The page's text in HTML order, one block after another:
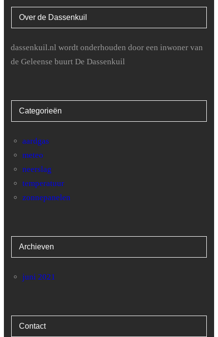
Over de Dassenkuil
dassenkuil.nl wordt onderhouden door een inwoner van
de Geleense buurt De Dassenkuil
Categorieën
aardgas
meteo
neerslag
temperatuur
zonnepanelen
Archieven
juni 2021
Contact